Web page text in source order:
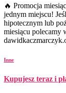
🔥 Promocja
jednym miejscu!
hipotecznym lub
miesiącu polecamy
Inne
Kupujesz teraz i